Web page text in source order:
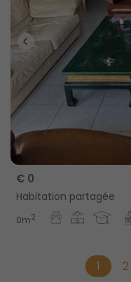
€ 0
Habitation partagée
0m2
1 2